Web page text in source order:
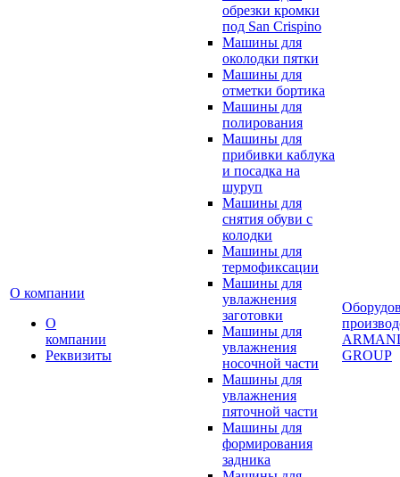
О компании
О
компании
Реквизиты
обрезки кромки
под San Crispino
Машины для
околодки пятки
Машины для
отметки бортика
Машины для
полирования
Машины для
прибивки каблука
и посадка на
шуруп
Машины для
снятия обуви с
колодки
Машины для
термофиксации
Машины для
увлажнения
заготовки
Машины для
увлажнения
носочной части
Машины для
увлажнения
пяточной части
Машины для
формирования
задника
GROUP